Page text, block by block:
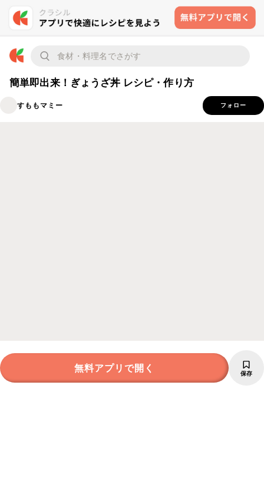
簡単即出来！ぎょうざ丼 レシピ・作り方
すももマミー フォロー
無料アプリで開く 保存